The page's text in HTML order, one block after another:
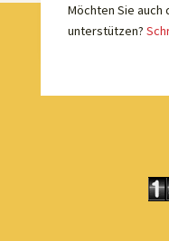
Möchten Sie auch
unterstützen?